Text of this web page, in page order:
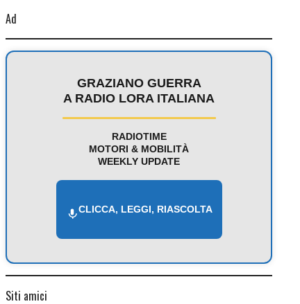
Ad
GRAZIANO GUERRA
A RADIO LORA ITALIANA
RADIOTIME
MOTORI & MOBILITÀ
WEEKLY UPDATE
CLICCA, LEGGI, RIASCOLTA
Siti amici